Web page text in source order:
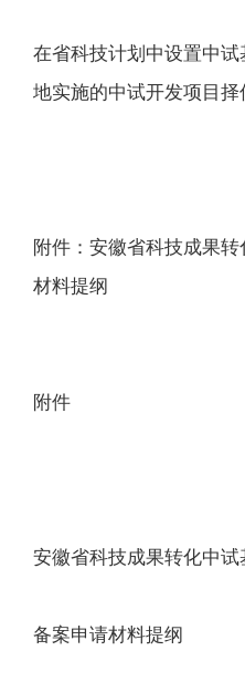
在省科技计划中设置中
地实施的中试开发项目择
附件：安徽省科技成果
材料提纲
附件
安徽省科技成果转化中试
备案申请材料提纲